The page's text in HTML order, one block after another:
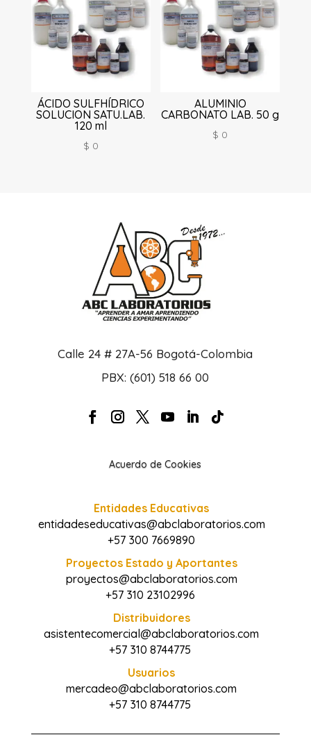
ÁCIDO SULFHÍDRICO
SOLUCION SATU.LAB.
120 ml
$ 0
ALUMINIO
CARBONATO LAB. 50 g
$ 0
Calle 24 # 27A-56 Bogotá-Colombia
PBX: (601) 518 66 00
Acuerdo de Cookies
Entidades Educativas
entidadeseducativas@abclaboratorios.com
+57 300 7669890
Proyectos Estado y Aportantes
proyectos@abclaboratorios.com
+57 310 23102996
Distribuidores
asistentecomercial@abclaboratorios.com
+57 310 8744775
Usuarios
mercadeo@abclaboratorios.com
+57 310 8744775